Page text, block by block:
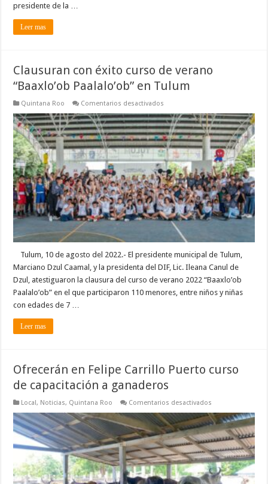
presidente de la …
Leer mas
Clausuran con éxito curso de verano
“Baaxlo’ob Paalalo’ob” en Tulum
Quintana Roo Comentarios desactivados
con
éxito
curso
de
verano
“Baaxlo’ob
Paalalo’ob”
en
Tulum
Tulum, 10 de agosto del 2022.- El presidente municipal de Tulum,
Marciano Dzul Caamal, y la presidenta del DIF, Lic. Ileana Canul de
Dzul, atestiguaron la clausura del curso de verano 2022 “Baaxlo’ob
Paalalo’ob” en el que participaron 110 menores, entre niños y niñas
con edades de 7 …
Leer mas
Ofrecerán en Felipe Carrillo Puerto curso
de capacitación a ganaderos
Local, Noticias, Quintana Roo Comentarios desactivados
en
Felipe
Carrillo
Puerto
curso
de
capacitación
a
ganaderos